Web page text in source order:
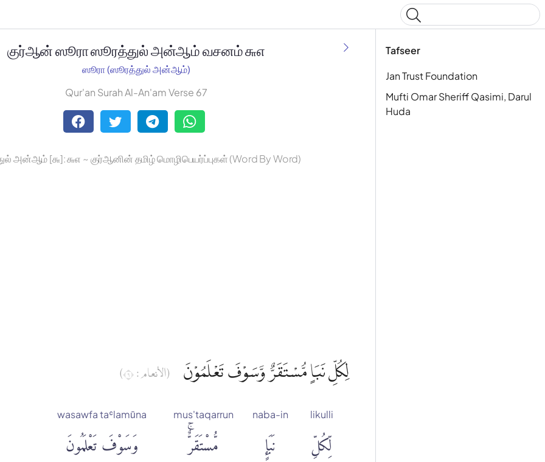
Tafseer
Jan Trust Foundation
Mufti Omar Sheriff Qasimi, Darul
Huda
குர்ஆன் ஸூரா ஸூரத்துல் அன்ஆம் வசனம் ௬௭
ஸூரா (ஸூரத்துல் அன்ஆம்)
Qur'an Surah Al-An'am Verse 67
அன்ஆம் [௬]: ௬௭ ~ குர்ஆனின் தமிழ் மொழிபெயர்ப்புகள் (Word By Word)
لِكُلِّ نَبَاٍ مُّسْتَقَرٌّ وَّسَوْفَ تَعْلَمُوْنَ (الأنعام : ٦)
likulli
لِّكُلِّ
naba-in
نَبَإٍ
mus'taqarrun
مُّسْتَقَرٌّۚ
wasawfa taʿlamūna
وَسَوْفَ تَعْلَمُونَ